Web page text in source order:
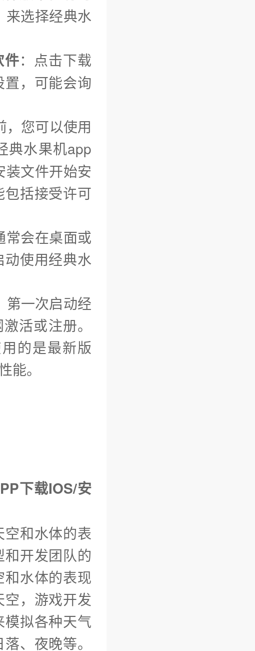
来选择经典水
件：点击下载
，可能会询
，您可以使用
典水果机app
装文件开始安
括接受许可
常会在桌面或
使用经典水
第一次启动经
活或注册。
的是最新版
能。
下载IOS/安
和水体的表
开发团队的
水体的表现
，游戏开发
拟各种天气
、夜晚等。